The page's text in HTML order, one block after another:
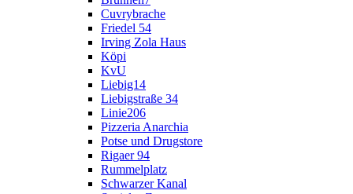
Cuvrybrache
Friedel 54
Irving Zola Haus
Köpi
KvU
Liebig14
Liebigstraße 34
Linie206
Pizzeria Anarchia
Potse und Drugstore
Rigaer 94
Rummelplatz
Schwarzer Kanal